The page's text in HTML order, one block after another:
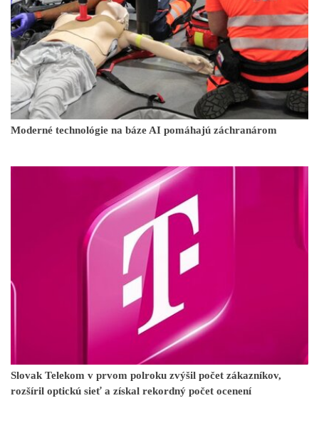
Moderné technológie na báze AI pomáhajú záchranárom
Slovak Telekom v prvom polroku zvýšil počet zákazníkov,
rozšíril optickú sieť a získal rekordný počet ocenení